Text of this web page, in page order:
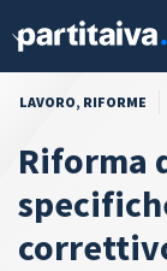
LAVORO, RIFORME
Riforma